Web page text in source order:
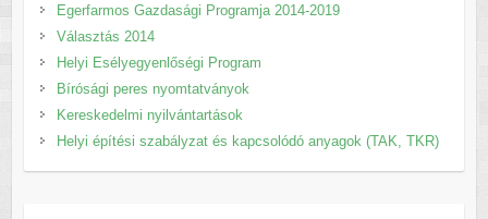
Egerfarmos Gazdasági Programja 2014-2019
Választás 2014
Helyi Esélyegyenlőségi Program
Bírósági peres nyomtatványok
Kereskedelmi nyilvántartások
Helyi építési szabályzat és kapcsolódó anyagok (TAK, TKR)